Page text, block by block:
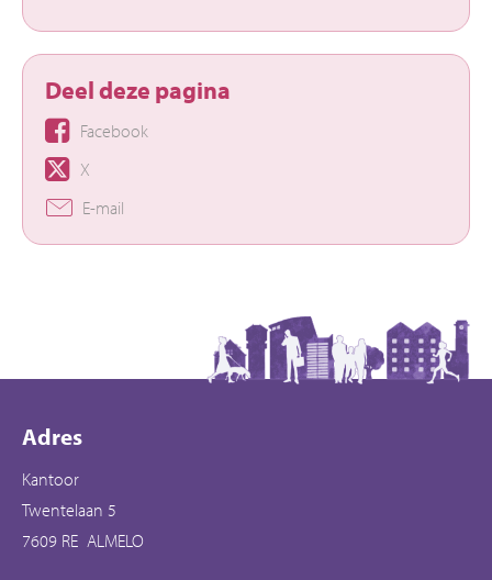
Deel deze pagina
Facebook
X
E-mail
Contactinformatie
Adres
Kantoor
Twentelaan 5
7609 RE ALMELO